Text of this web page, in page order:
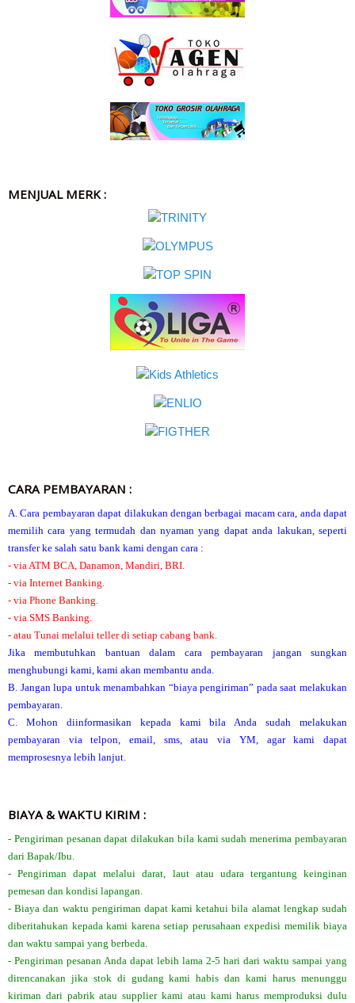
MENJUAL MERK :
CARA PEMBAYARAN :
A. Cara pembayaran dapat dilakukan dengan berbagai macam cara, anda dapat
memilih cara yang termudah dan nyaman yang dapat anda lakukan, seperti
transfer ke salah satu bank kami dengan cara :
- via ATM BCA, Danamon, Mandiri, BRI.
- via Internet Banking.
- via Phone Banking.
- via SMS Banking.
- atau Tunai melalui teller di setiap cabang bank.
Jika membutuhkan bantuan dalam cara pembayaran jangan sungkan
menghubungi kami, kami akan membantu anda.
B. Jangan lupa untuk menambahkan “biaya pengiriman” pada saat melakukan
pembayaran.
C. Mohon diinformasikan kepada kami bila Anda sudah melakukan
pembayaran via telpon, email, sms, atau via YM, agar kami dapat
memprosesnya lebih lanjut.
BIAYA & WAKTU KIRIM :
- Pengiriman pesanan dapat dilakukan bila kami sudah menerima pembayaran
dari Bapak/Ibu.
- Pengiriman dapat melalui darat, laut atau udara tergantung keinginan
pemesan dan kondisi lapangan.
- Biaya dan waktu pengiriman dapat kami ketahui bila alamat lengkap sudah
diberitahukan kepada kami karena setiap perusahaan expedisi memilik biaya
dan waktu sampai yang berbeda.
- Pengiriman pesanan Anda dapat lebih lama 2-5 hari dari waktu sampai yang
direncanakan jika stok di gudang kami habis dan kami harus menunggu
kiriman dari pabrik atau supplier kami atau kami harus memproduksi dulu